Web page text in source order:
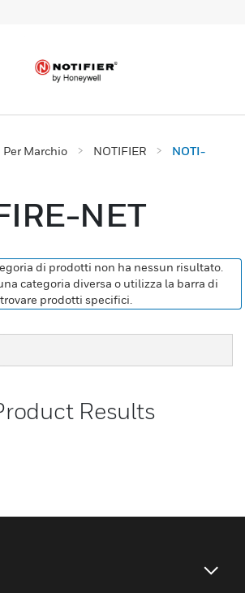
Per Marchio NOTIFIER
NOTI-
NET
di prodotti non ha nessun risultato.
categoria diversa o utilizza la barra di
prodotti specifici.
Results